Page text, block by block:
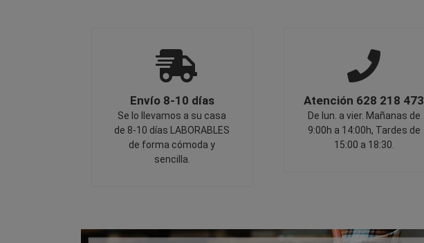
Envío 8-10 días
Se lo llevamos a su casa
de 8-10 días LABORABLES
de forma cómoda y
sencilla.
Atención 628 218 473
De lun. a vier. Mañanas de
9:00h a 14:00h, Tardes de
15:00 a 18:30.